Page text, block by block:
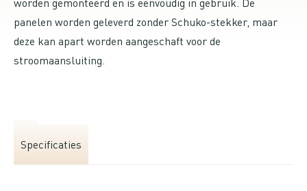
worden gemonteerd en is eenvoudig in gebruik. De
panelen worden geleverd zonder Schuko-stekker, maar
deze kan apart worden aangeschaft voor de
stroomaansluiting.
Specificaties